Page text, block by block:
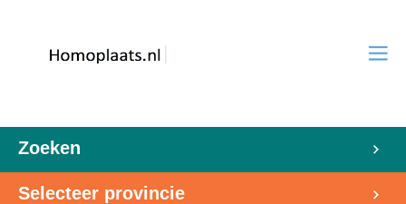
Zoeken
Selecteer provincie